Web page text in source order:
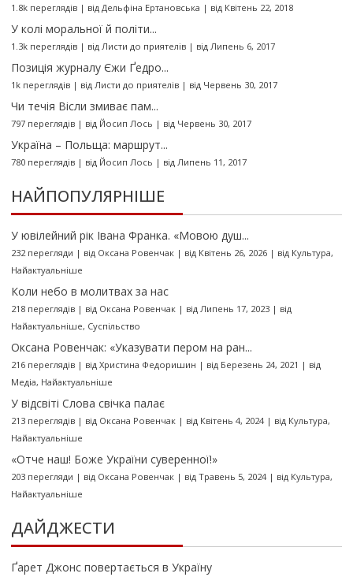
1.8k переглядів| від Дельфіна Ертановська | від Квітень 22, 2018
У колі моральної й політи...
1.3k переглядів| від Листи до приятелів| від Липень 6, 2017
Позиція журналу Єжи Ґедро...
1k переглядів| від Листи до приятелів| від Червень 30, 2017
Чи течія Вісли змиває пам...
797 переглядів| від Йосип Лось | від Червень 30, 2017
Україна – Польща: маршрут...
780 переглядів| від Йосип Лось | від Липень 11, 2017
НАЙПОПУЛЯРНІШЕ
У ювілейний рік Івана Франка. «Мовою душ...
232 перегляди | від Оксана Ровенчак| від Квітень 26, 2026| від Культура,
Найактуальніше
Коли небо в молитвах за нас
218 переглядів| від Оксана Ровенчак| від Липень 17, 2023| від
Найактуальніше, Суспільство
Оксана Ровенчак: «Указувати пером на ран...
216 переглядів| від Христина Федоришин | від Березень 24, 2021 | від
Медіа, Найактуальніше
У відсвіті Слова свічка палає
213 переглядів| від Оксана Ровенчак| від Квітень 4, 2024| від Культура,
Найактуальніше
«Отче наш! Боже України суверенної!»
203 перегляди | від Оксана Ровенчак| від Травень 5, 2024| від Культура,
Найактуальніше
ДАЙДЖЕСТИ
Ґарет Джонс повертається в Україну